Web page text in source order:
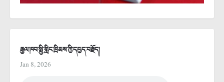
རྒྱལ་ཁབ་སྤྱི་གླིང་ཁྲིམས་ཀྱི་དཔྱད་བརྗོད།
Jan 8, 2026